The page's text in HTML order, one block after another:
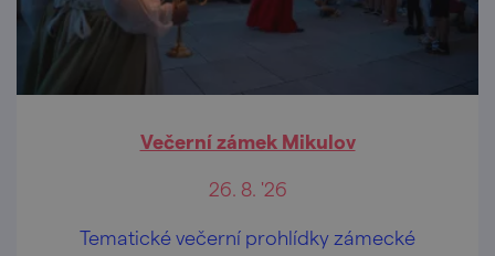
Večerní zámek Mikulov
26. 8. '26
Tematické večerní prohlídky zámecké